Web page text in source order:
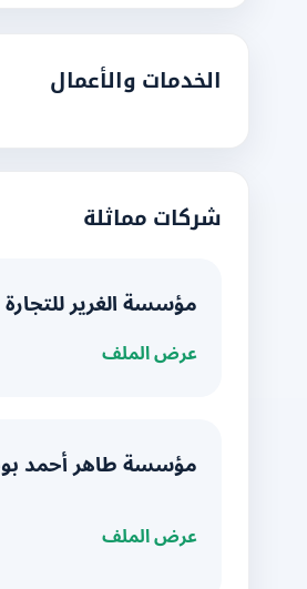
الخدمات والأعمال
شركات مماثلة
مؤسسة الغرير للتجارة
عرض الملف
مؤسسة طاهر أحمد
عرض الملف